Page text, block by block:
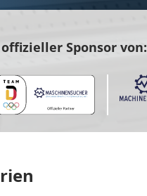
Sponsor von: